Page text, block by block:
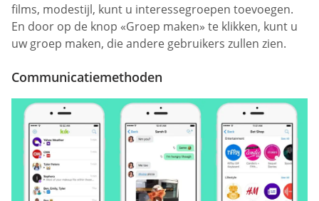
films, modestijl, kunt u interessegroepen toevoegen.
En door op de knop «Groep maken» te klikken, kunt u
uw groep maken, die andere gebruikers zullen zien.
Communicatiemethoden